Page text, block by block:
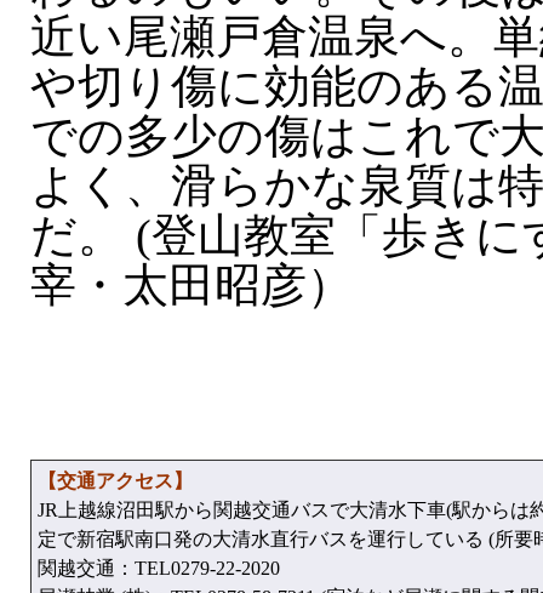
近い尾瀬戸倉温泉へ。
や切り傷に効能のある
での多少の傷はこれで
よく、滑らかな泉質は
だ。 (登山教室「歩きに
宰・太田昭彦）
【交通アクセス】
JR上越線沼田駅から関越交通バスで大清水下車(駅からは
定で新宿駅南口発の大清水直行バスを運行している (所要
関越交通：TEL0279-22-2020